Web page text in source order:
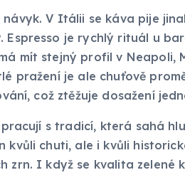
V Itálii se káva pije
Espresso je rychlý rituál u
mít stejný profil v Neapoli,
pražení je ale chuťově
což ztěžuje dosažení
s tradicí, která sahá
kvůli chuti, ale i kvůli
zrn. I když se kvalita zelené